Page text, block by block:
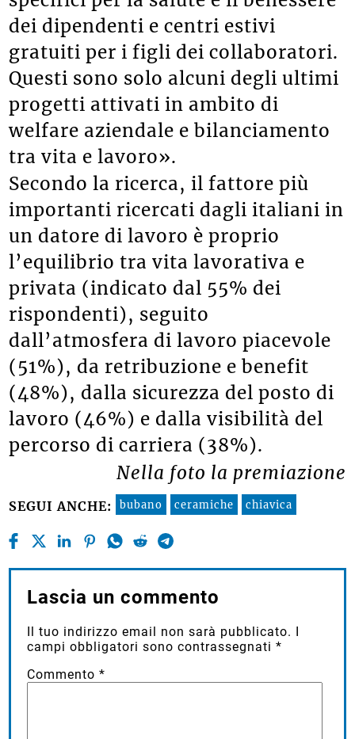
dei dipendenti e centri estivi
gratuiti per i figli dei collaboratori.
Questi sono solo alcuni degli ultimi
progetti attivati in ambito di
welfare aziendale e bilanciamento
tra vita e lavoro».
Secondo la ricerca, il fattore più
importanti ricercati dagli italiani in
un datore di lavoro è proprio
l’equilibrio tra vita lavorativa e
privata (indicato dal 55% dei
rispondenti), seguito
dall’atmosfera di lavoro piacevole
(51%), da retribuzione e benefit
(48%), dalla sicurezza del posto di
lavoro (46%) e dalla visibilità del
percorso di carriera (38%).
Nella foto la premiazione
SEGUI ANCHE: bubano ceramiche chiavica
Lascia un commento
Il tuo indirizzo email non sarà pubblicato. I
campi obbligatori sono contrassegnati*
Commento*